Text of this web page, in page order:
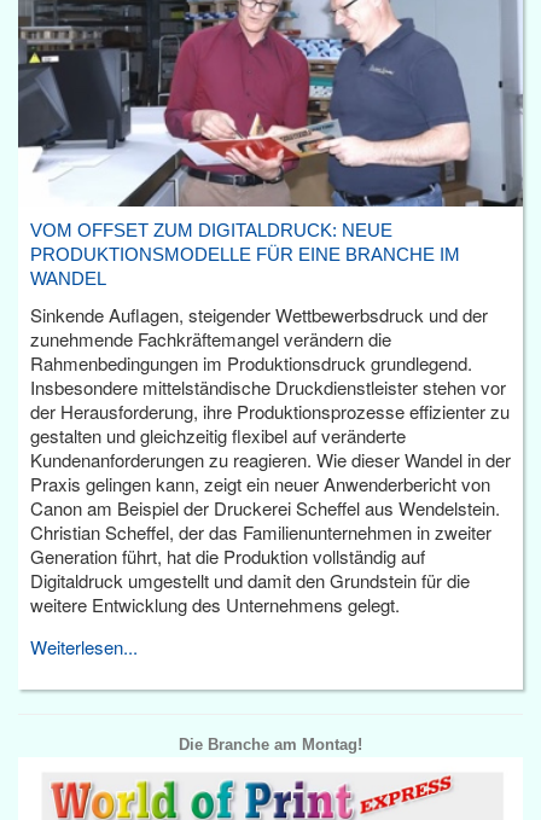
VOM OFFSET ZUM DIGITALDRUCK: NEUE
PRODUKTIONSMODELLE FÜR EINE BRANCHE IM
WANDEL
Sinkende Auflagen, steigender Wettbewerbsdruck und der
zunehmende Fachkräftemangel verändern die
Rahmenbedingungen im Produktionsdruck grundlegend.
Insbesondere mittelständische Druckdienstleister stehen vor
der Herausforderung, ihre Produktionsprozesse effizienter zu
gestalten und gleichzeitig flexibel auf veränderte
Kundenanforderungen zu reagieren. Wie dieser Wandel in der
Praxis gelingen kann, zeigt ein neuer Anwenderbericht von
Canon am Beispiel der Druckerei Scheffel aus Wendelstein.
Christian Scheffel, der das Familienunternehmen in zweiter
Generation führt, hat die Produktion vollständig auf
Digitaldruck umgestellt und damit den Grundstein für die
weitere Entwicklung des Unternehmens gelegt.
Weiterlesen...
Die Branche am Montag!